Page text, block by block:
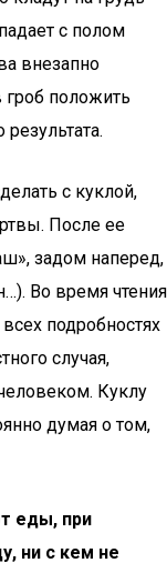
с полом
внезапно
гроб положить
с куклой,
После ее
задом наперед,
Во время чтения
подробностях
случая,
Куклу
думая о том,
еды, при
ни с кем не